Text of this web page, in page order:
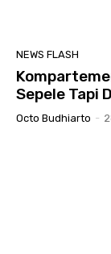
NEWS FLASH
Sepele Tapi
Octo Budhiarto -